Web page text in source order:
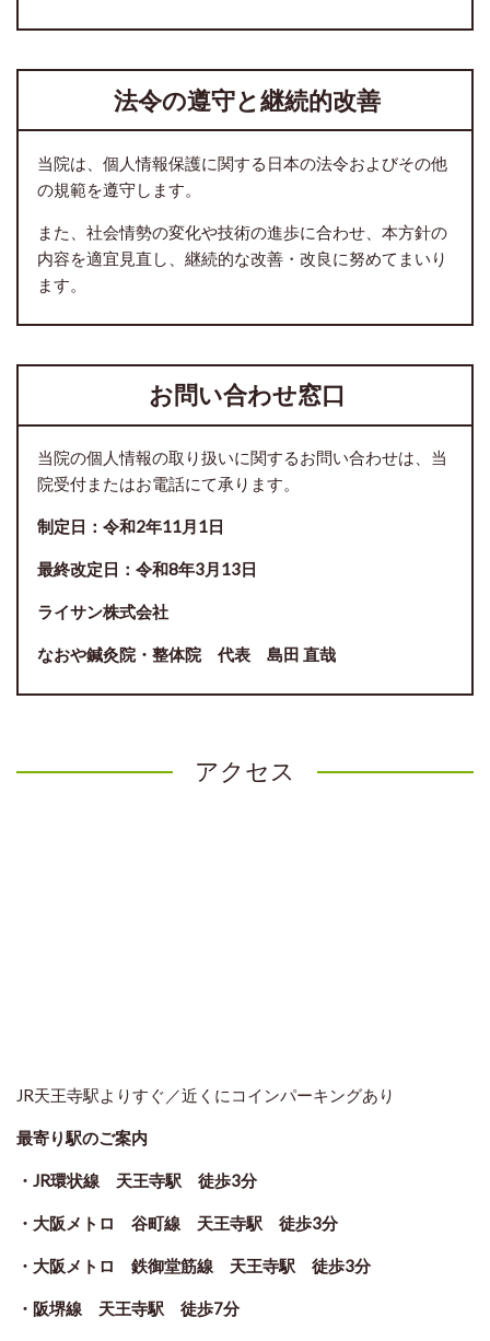
法令の遵守と継続的改善
当院は、個人情報保護に関する日本の法令およびその他
の規範を遵守します。
また、社会情勢の変化や技術の進歩に合わせ、本方針の
内容を適宜見直し、継続的な改善・改良に努めてまいり
ます。
お問い合わせ窓口
当院の個人情報の取り扱いに関するお問い合わせは、当
院受付またはお電話にて承ります。
制定日：令和2年11月1日
最終改定日：令和8年3月13日
ライサン株式会社
なおや鍼灸院・整体院 代表 島田 直哉
アクセス
JR天王寺駅よりすぐ／近くにコインパーキングあり
最寄り駅のご案内
・JR環状線 天王寺駅 徒歩3分
・大阪メトロ 谷町線 天王寺駅 徒歩3分
・大阪メトロ 鉄御堂筋線 天王寺駅 徒歩3分
・阪堺線 天王寺駅 徒歩7分